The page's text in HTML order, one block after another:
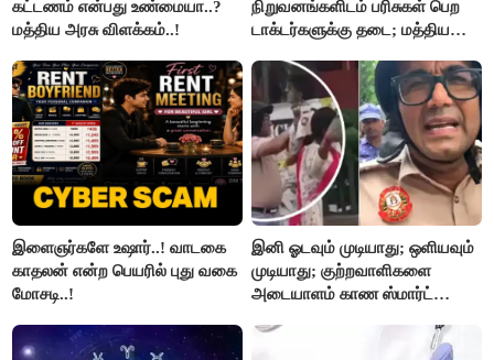
கட்டணம் என்பது உண்மையா..?
மத்திய அரசு விளக்கம்..!
நிறுவனங்களிடம் பரிசுகள் பெற
டாக்டர்களுக்கு தடை; மத்திய
இளைஞர்களே உஷார்..! வாடகை
காதலன் என்ற பெயரில் புது வகை
மோசடி..!
இனி ஓடவும் முடியாது; ஒளியவும்
முடியாது; குற்றவாளிகளை
அடையாளம் காண ஸ்மார்ட்